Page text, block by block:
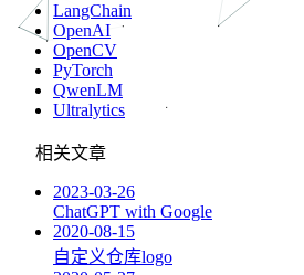
LangChain
OpenAI
OpenCV
PyTorch
QwenLM
Ultralytics
相关文章
2023-03-26
ChatGPT with Google
2020-08-15
自定义仓库logo